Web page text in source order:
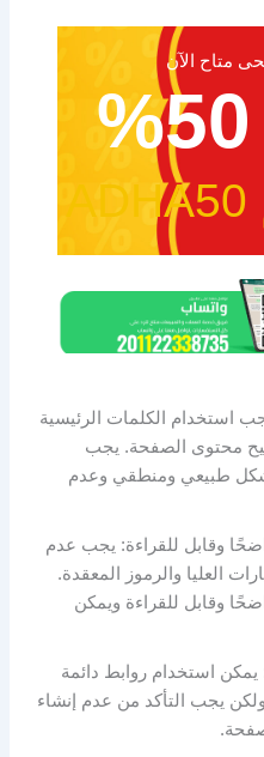
متاح الآن
استخدام الكلمات الرئيسية
محتوى الصفحة. يجب
طبيعي ومنطقي وعدم
وقابل للقراءة: يجب عدم
العليا والرموز المعقدة.
وقابل للقراءة ويمكن
يمكن استخدام روابط دائمة
يجب التأكد من عدم إنشاء